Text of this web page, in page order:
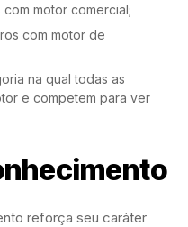
motor comercial;
com motor de
na qual todas as
e competem para ver
reforça seu caráter